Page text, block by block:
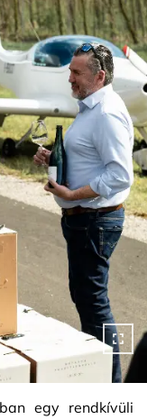
egy rendkívüli